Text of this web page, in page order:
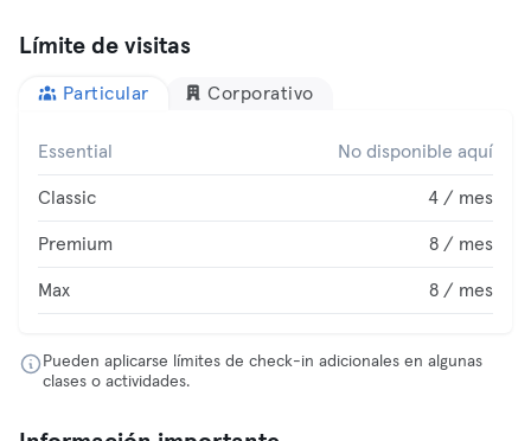
Límite de visitas
Particular Corporativo
Essential No disponible aquí
Classic 4 / mes
Premium 8 / mes
Max 8 / mes
Pueden aplicarse límites de check-in adicionales en algunas
clases o actividades.